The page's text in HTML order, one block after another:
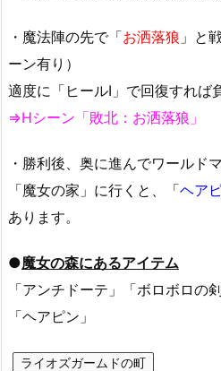
・魔法陣の先で「お洒落狼 」と
ーン有り）
適度に「ヒールⅠ」で回復すれば
⇒Hシーン「敗北：お洒落狼」
・勝利後、奥に進んでワールド
「魔女の家」に行くと、「ヘア
あります。
●魔女の森にあるアイテム
「アンチドーテ」「ボロボロの剣
「ヘアピン」
ライオズガームドの町